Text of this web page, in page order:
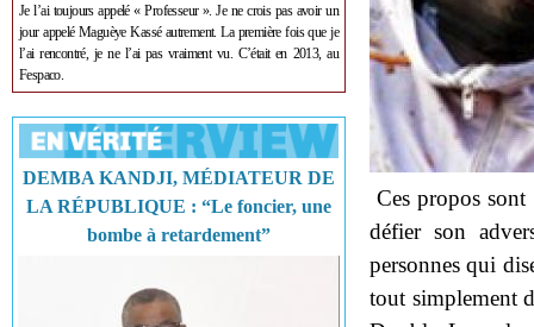
Je l’ai toujours appelé « Professeur ». Je ne crois pas avoir un
jour appelé Maguèye Kassé autrement. La première fois que je
l’ai rencontré, je ne l’ai pas vraiment vu. C’était en 2013, au
Fespaco.
DEMBA KANDJI, MÉDIATEUR DE
LA RÉPUBLIQUE : “Le foncier, une
bombe à retardement”
Ces propos
défier son
personnes qui
tout simplement